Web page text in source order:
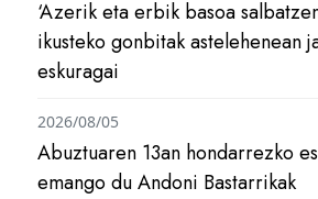
‘Azerik eta erbik basoa
ikusteko gonbitak astelehenean
eskuragai
Abuztuaren 13an hondarrezko
emango du Andoni Bastarrikak
2026/08/05